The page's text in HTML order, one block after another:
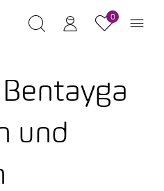
0
und